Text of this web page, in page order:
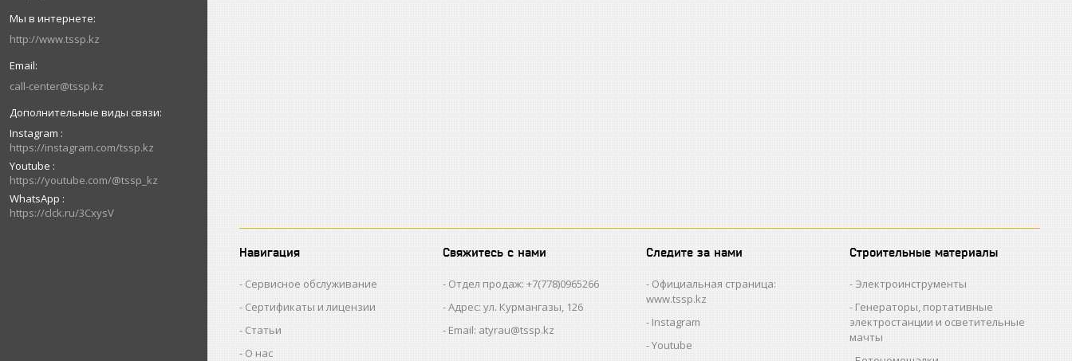
http://www.tssp.kz
call-center@tssp.kz
Instagram
https://instagram.com/tssp.kz
Youtube
https://youtube.com/@tssp_kz
WhatsApp
https://clck.ru/3CxysV
Навигация
Сервисное обслуживание
Сертификаты и лицензии
Статьи
О нас
Свяжитесь с нами
Отдел продаж: +7(778)0965266
Адрес: ул. Курмангазы, 126
Email: atyrau@tssp.kz
Следите за нами
Официальная страница:
www.tssp.kz
Instagram
Youtube
Строительные материалы
Электроинструменты
Генераторы, портативные
электростанции и осветительные
мачты